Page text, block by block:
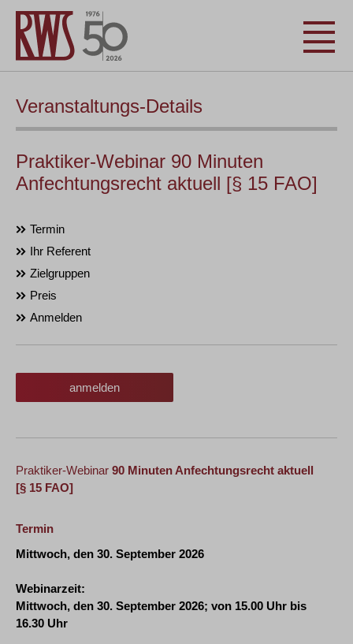
Veranstaltungs-Details
Praktiker-Webinar 90 Minuten
Anfechtungsrecht aktuell [§ 15 FAO]
Termin
Ihr Referent
Zielgruppen
Preis
Anmelden
anmelden
Praktiker-Webinar 90 Minuten Anfechtungsrecht aktuell
[§ 15 FAO]
Termin
Mittwoch, den 30. September 2026
Webinarzeit:
Mittwoch, den 30. September 2026; von 15.00 Uhr bis
16.30 Uhr